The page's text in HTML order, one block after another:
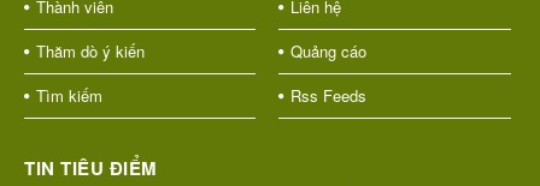
Thành viên
Liên hệ
Thăm dò ý kiến
Quảng cáo
Tìm kiếm
Rss Feeds
TIN TIÊU ĐIỂM